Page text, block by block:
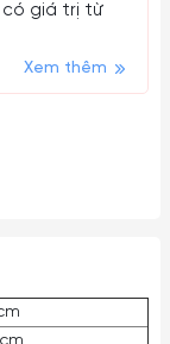
có giá trị từ
Xem thêm